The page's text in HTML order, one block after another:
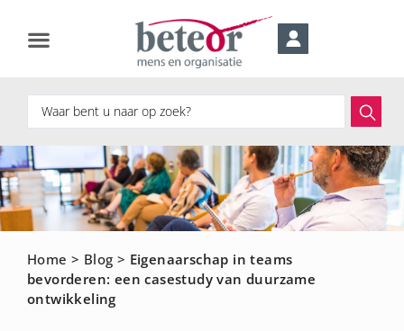
Home > Blog > Eigenaarschap in teams
bevorderen: een casestudy van duurzame
ontwikkeling